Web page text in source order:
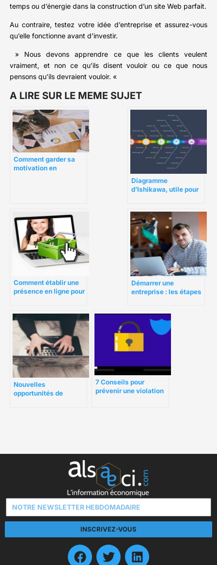
temps ou d’énergie dans la construction d’un site Web parfait.
Au contraire, testez votre idée d’entreprise et assurez-vous
qu’elle fonctionne avant d’investir.
» Nous devons apprendre ce que les clients veulent
vraiment, et non ce qu’ils disent vouloir ou ce que nous
pensons qu’ils devraient vouloir. «
A LIRE SUR LE MEME SUJET
Comment garder sa
motivation en
Diagramme
d’Ishikawa, utile pour
Comment établir une
présence en ligne pour
Démarrer une
entreprise : les étapes
Nouvelles
opportunités de
7 Conseils pour
prévenir une violation
INSCRIVEZ-VOUS